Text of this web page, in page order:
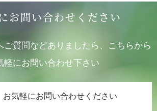
お問い合わせください
ご質問などありましたら、こちらから
軽にお問い合わせ下さい
お気軽にお問い合わせください